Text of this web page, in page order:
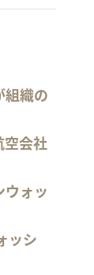
組織の
空会社
ウォッ
ッシ